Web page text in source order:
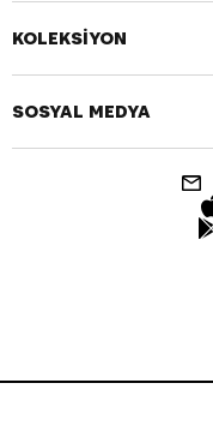
KOLEKSİYON
SOSYAL MEDYA